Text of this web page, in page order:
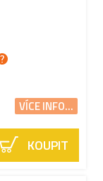
VÍCE INFO...
KOUPIT